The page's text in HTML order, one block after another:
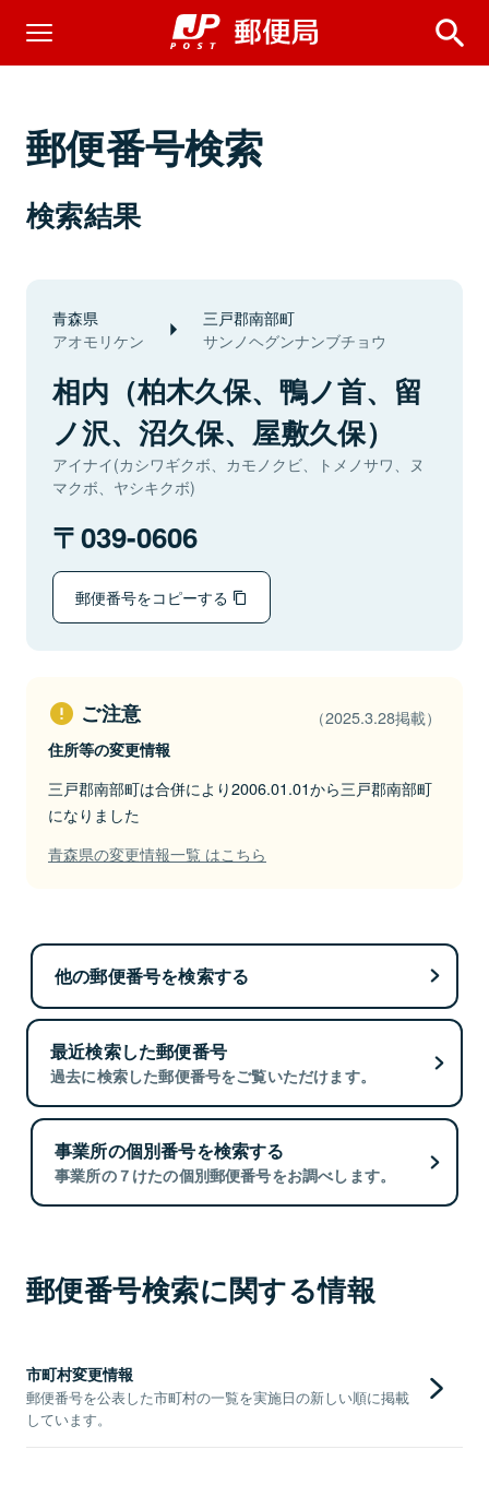
郵便番号検索
検索結果
青森県
アオモリケン
三戸郡南部町
サンノヘグンナンブチョウ
相内（柏木久保、鴨ノ首、留
ノ沢、沼久保、屋敷久保）
アイナイ(カシワギクボ、カモノクビ、トメノサワ、ヌ
マクボ、ヤシキクボ)
039-0606
郵便番号をコピーする
ご注意 （2025.3.28掲載）
住所等の変更情報
三戸郡南部町は合併により2006.01.01から三戸郡南部町
になりました
青森県の変更情報一覧 はこちら
他の郵便番号を検索する
最近検索した郵便番号
過去に検索した郵便番号をご覧いただけます。
事業所の個別番号を検索する
事業所の７けたの個別郵便番号をお調べします。
郵便番号検索に関する情報
市町村変更情報
郵便番号を公表した市町村の一覧を実施日の新しい順に掲載
しています。